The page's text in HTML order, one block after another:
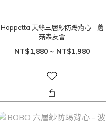
Hoppetta 天絲三層紗防踢背心 - 蘑
菇森友會
NT$1,880 ~ NT$1,980